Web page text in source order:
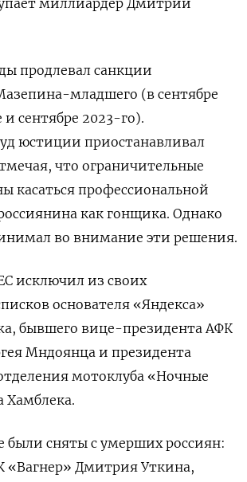
миллиардер Дмитрий
продлевал санкции
младшего (в сентябре
сентябре 2023-го).
юстиции приостанавливал
что ограничительные
касаться профессиональной
как гонщика. Однако
во внимание эти решения.
исключил из своих
основателя «Яндекса»
бывшего вице-президента АФК
Мндоянца и президента
мотоклуба «Ночные
Хамблека.
были сняты с умерших россиян:
«Вагнер» Дмитрия Уткина,